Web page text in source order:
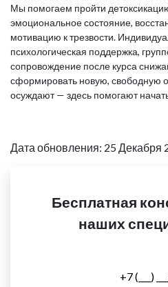
Мы помогаем пройти
эмоциональное состояние,
мотивацию к трезвости.
психологическая поддержка,
сопровождение после курса
сформировать новую, свободную
осуждают — здесь помогают
Дата обновления: 25 Декабря
Бесплатная
наших